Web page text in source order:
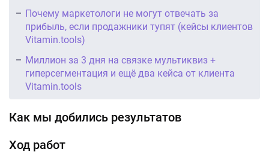
Почему маркетологи не могут отвечать за
прибыль, если продажники тупят (кейсы клиентов
Vitamin.tools)
Миллион за 3 дня на связке мультиквиз +
гиперсегментация и ещё два кейса от клиента
Vitamin.tools
Как мы добились результатов
Ход работ